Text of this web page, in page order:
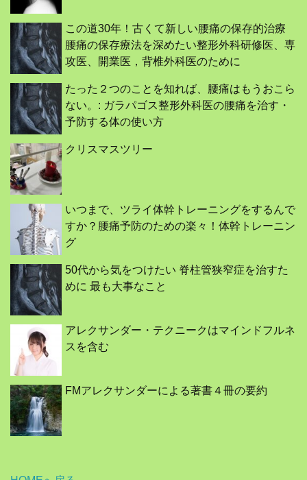
この道30年！古くて新しい腰痛の保存的治療
腰痛の保存療法を深めたい整形外科研修医、専
攻医、開業医，背椎外科医のために
たった２つのことを知れば、腰痛はもうおこら
ない。: ガラパゴス整形外科医の腰痛を治す・
予防する体の使い方
クリスマスツリー
いつまで、ツライ体幹トレーニングをするんで
すか？腰痛予防のための楽々！体幹トレーニン
グ
50代から気をつけたい 脊柱管狭窄症を治すた
めに 最も大事なこと
アレクサンダー・テクニークはマインドフルネ
スを含む
FMアレクサンダーによる著書４冊の要約